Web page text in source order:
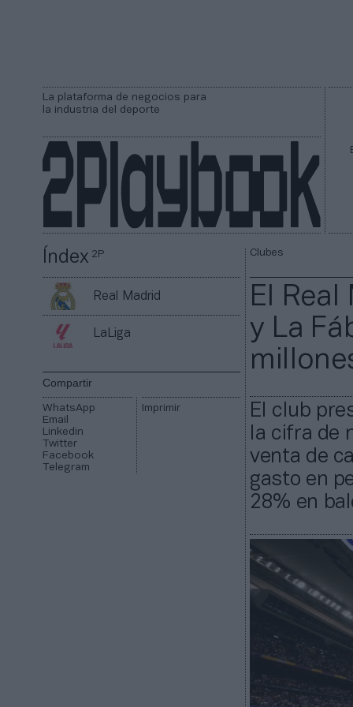
La plataforma de negocios para
la industria del deporte
Índex2P
Real Madrid
LaLiga
Compartir
WhatsApp
Email
Linkedin
Twitter
Facebook
Telegram
Imprimir
Clubes
El
y La
El club
la cifra de
venta de
gasto en
28% en